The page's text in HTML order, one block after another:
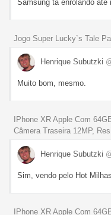
Samsung tá enrolando até
Jogo Super Lucky`s Tale
Henrique Subutzki
Muito bom, mesmo.
IPhone XR Apple Com
Câmera Traseira 12MP,
Henrique Subutzki
Sim, vendo pelo Hot
IPhone XR Apple Com